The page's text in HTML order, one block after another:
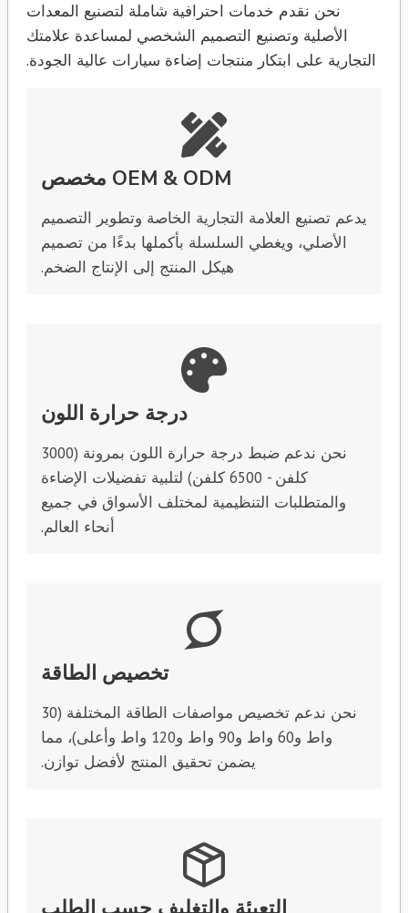
نحن نقدم خدمات احترافية شاملة لتصنيع المعدات
الأصلية وتصنيع التصميم الشخصي لمساعدة علامتك
التجارية على ابتكار منتجات إضاءة سيارات عالية الجودة.
OEM & ODM مخصص
يدعم تصنيع العلامة التجارية الخاصة وتطوير التصميم
الأصلي، ويغطي السلسلة بأكملها بدءًا من تصميم
هيكل المنتج إلى الإنتاج الضخم.
درجة حرارة اللون
نحن ندعم ضبط درجة حرارة اللون بمرونة (3000
كلفن - 6500 كلفن) لتلبية تفضيلات الإضاءة
والمتطلبات التنظيمية لمختلف الأسواق في جميع
أنحاء العالم.
تخصيص الطاقة
نحن ندعم تخصيص مواصفات الطاقة المختلفة (30
واط و60 واط و90 واط و120 واط وأعلى)، مما
يضمن تحقيق المنتج لأفضل توازن.